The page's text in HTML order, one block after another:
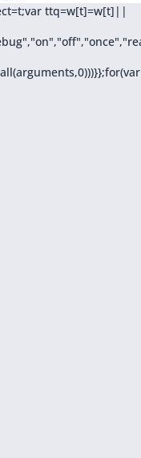
ttq=w[t]=w[t]||